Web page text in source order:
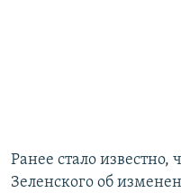
Ранее стало известно,
Зеленского об